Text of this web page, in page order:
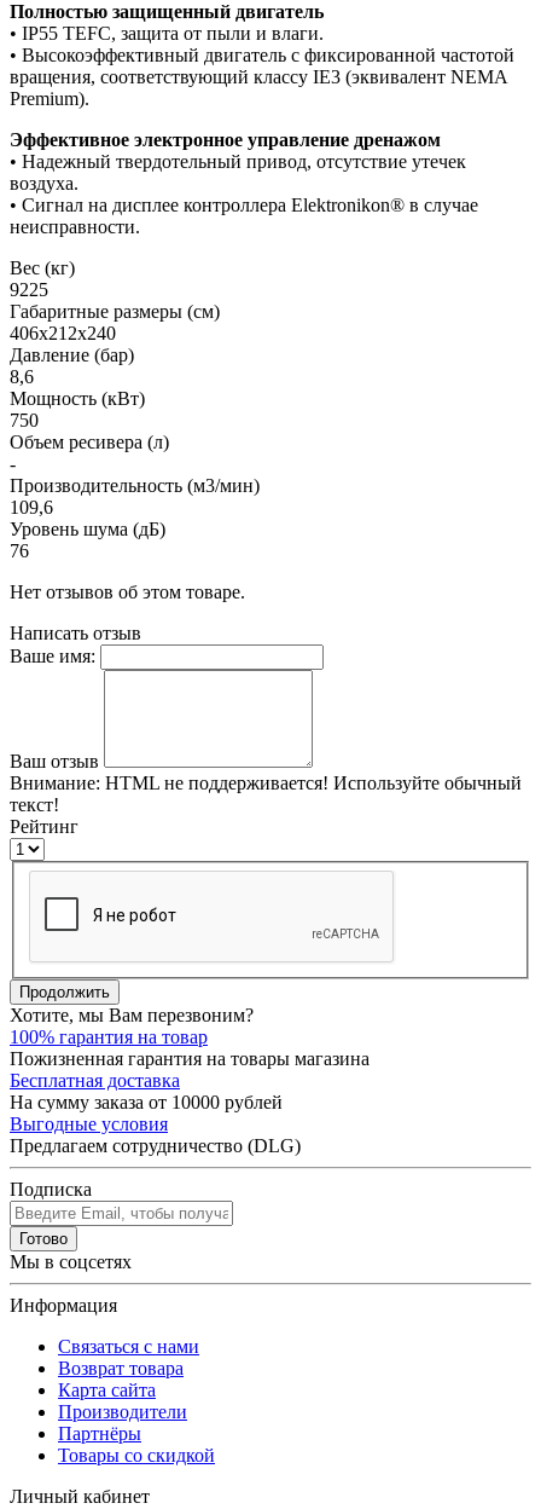
Полностью защищенный двигатель
• IP55 TEFC, защита от пыли и влаги.
• Высокоэффективный двигатель с фиксированной частотой
вращения, соответствующий классу IE3 (эквивалент NEMA
Premium).
Эффективное электронное управление дренажом
• Надежный твердотельный привод, отсутствие утечек
воздуха.
• Сигнал на дисплее контроллера Elektronikon® в случае
неисправности.
Вес (кг)
9225
Габаритные размеры (см)
406х212х240
Давление (бар)
8,6
Мощность (кВт)
750
Объем ресивера (л)
-
Производительность (м3/мин)
109,6
Уровень шума (дБ)
76
Нет отзывов об этом товаре.
Написать отзыв
Ваше имя:
Ваш отзыв
Внимание: HTML не поддерживается! Используйте обычный
текст!
Рейтинг
Продолжить
Хотите, мы Вам перезвоним?
100% гарантия на товар
Пожизненная гарантия на товары магазина
Бесплатная доставка
На сумму заказа от 10000 рублей
Выгодные условия
Предлагаем сотрудничество (DLG)
Подписка
Готово
Мы в соцсетях
Информация
Связаться с нами
Возврат товара
Карта сайта
Производители
Партнёры
Товары со скидкой
Личный кабинет